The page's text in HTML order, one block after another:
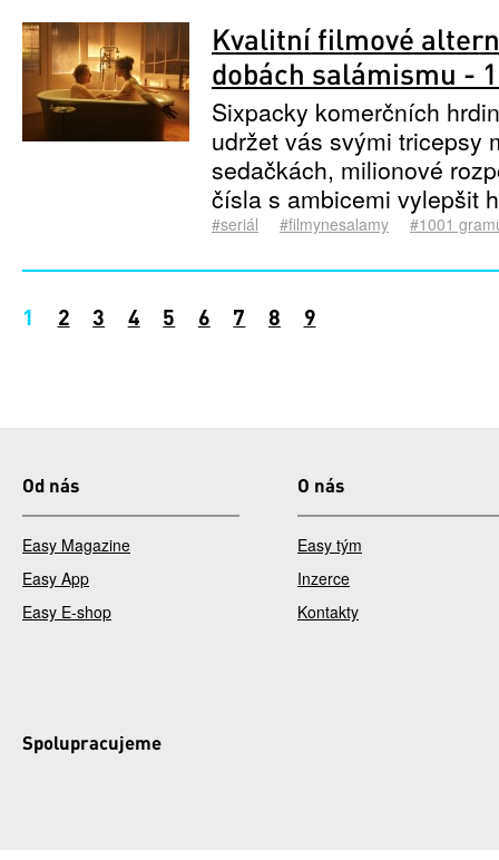
Kvalitní filmové
dobách salámismu -
Sixpacky komerčních
udržet vás svými tricepsy
sedačkách, milionové
čísla s ambicemi vylepšit
#seriál #filmynesalamy #1001
Stránky
1 2 3 4 5 6 7 8 9
Od nás
Easy Magazine
Easy App
Easy E-shop
O nás
Easy tým
Inzerce
Kontakty
Spolupracujeme